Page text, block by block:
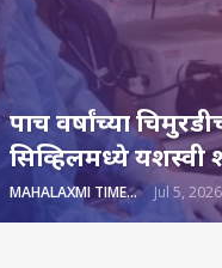
पाच वर्षांच्या
सिव्हिलमध्ये यशस्वी
MAHALAXMI TIMES Jul 5, 2026